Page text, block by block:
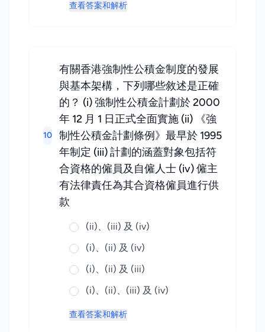
查看答案和解析
10
有關香港強制性公積金制度的發展
與基本架構，下列哪些敘述是正確
的？ (i) 強制性公積金計劃於 2000
年 12 月 1 日正式全面實施 (ii) 《強
制性公積金計劃條例》最早於 1995
年制定 (iii) 計劃的涵蓋對象包括符
合資格的僱員及自僱人士 (iv) 僱主
有法律責任為其合資格僱員進行供
款
(ii)、(iii) 及 (iv)
(i)、(ii) 及 (iv)
(i)、(ii) 及 (iii)
(i)、(ii)、(iii) 及 (iv)
查看答案和解析